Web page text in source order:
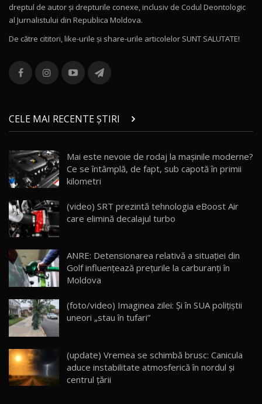
12
Noul MG HS / Test Drive AutoBlog.MD
16:48
13
combină aventura cu luxul / AutoBlog.MD
36:08
chinez care face lumea să se întoarcă după el
/ AutoBlog.MD
17:27
15 14:37
16
AutoBlogMD
13:10
17 20:06
Va fi modelul nr.1 BYD în Moldova? BYD Seal U
30:08
AutoBlog.MD
23:36
20
Noul ZEEKR 7X / Test Drive AutoBlog.MD
29:08
dreptul de autor și drepturile conexe, inclusiv de Codul Deontologic
al Jurnalistului din Republica Moldova.
De către cititori, like-urile şi share-urile articolelor SUNT SALUTATE!
CELE MAI RECENTE ȘTIRI
Mai este nevoie de rodaj la mașinile moderne?
Ce se întâmplă, de fapt, sub capotă în primii
kilometri
(video) SRT prezintă tehnologia eBoost Air
care elimină decalajul turbo
ANRE: Detensionarea relativă a situației din
Golf influențează prețurile la carburanți în
Moldova
(foto/video) Imaginea zilei: Și în SUA polițiștii
uneori „stau în tufari”
(update) Vremea se schimbă brusc: Canicula
aduce instabilitate atmosferică în nordul și
centrul țării